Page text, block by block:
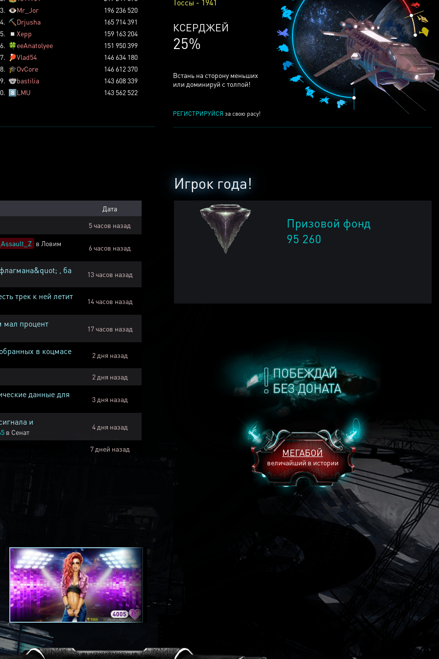
Тоссы - 1941
КСЕРДЖЕЙ
25%
Встань на сторону меньших
или доминируй с толпой!
РЕГИСТРИРУЙСЯ за свою расу!
3. 👁️Mr_Jor
196 236 520
4. ⛏️ Drjusha
165 714 391
5.
◽ Xepp
159 163 204
6. 🍀eeAnatolyee
151 950 399
7.
🏓Vlad54
146 634 180
8. 🎓OvCore
146 612 370
9. 🐨bastilia
143 608 339
8️⃣LMU 143 562 522
ПОБЕЖДАЙ
БЕЗ ДОНАТА
МЕГАБОЙ
величайший в истории
Игрок года!
Призовой фонд
95 260
Дата
5 часов назад
в Ловим 6 часов назад
, ба 13 часов назад
трек к ней летит 14 часов назад
мал процент 17 часов назад
в коцмасе 2 дня назад
2 дня назад
данные для 3 дня назад
и
в Сенат
4 дня назад
7 дней назад
4005 2240